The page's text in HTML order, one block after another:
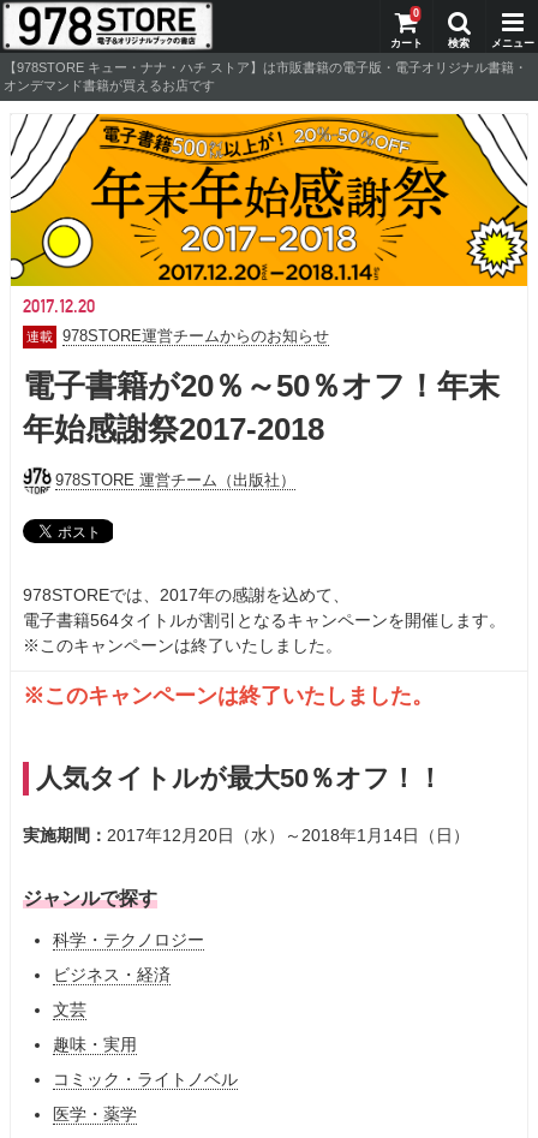
0
【978STORE キュー・ナナ・ハチ ストア】は市販書籍の電子版・電子オリジナル書籍・
オンデマンド書籍が買えるお店です
2017.12.20
978STORE運営チームからのお知らせ
電子書籍が20％～50％オフ！年末
年始感謝祭2017-2018
978STORE 運営チーム（出版社）
978STOREでは、2017年の感謝を込めて、
電子書籍564タイトルが割引となるキャンペーンを開催します。
※このキャンペーンは終了いたしました。
※このキャンペーンは終了いたしました。
人気タイトルが最大50％オフ！！
実施期間： 2017年12月20日（水）～2018年1月14日（日）
ジャンルで探す
科学・テクノロジー
ビジネス・経済
文芸
趣味・実用
コミック・ライトノベル
医学・薬学